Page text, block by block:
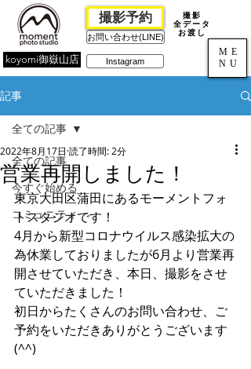
ME
NU
koyomi御嶽山店
撮影予約
お問い合わせ(LINE)
Instagram
撮影
全データ
お渡し
記事
全ての記事
今すぐ始める
コミュニティ
全ての記事
営業再開しました！
2022年8月17日 読了時間: 2分
東京大田区蒲田にあるモーメントフォ
トスタジオです！
4月から新型コロナウイルス感染拡大の
為休業しておりましたが6月より営業再
開させていただき、本日、撮影をさせ
ていただきました！
初日からたくさんのお問い合わせ、ご
予約をいただきありがとうございます
(^^)